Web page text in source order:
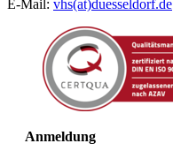
E-Mail: vhs(at)duesseldorf.de
Anmeldung